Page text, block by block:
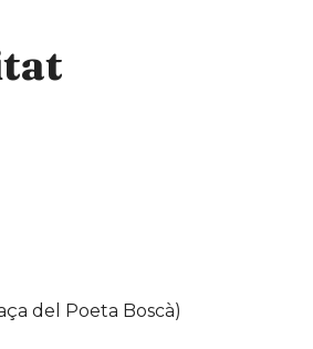
del Poeta Boscà)